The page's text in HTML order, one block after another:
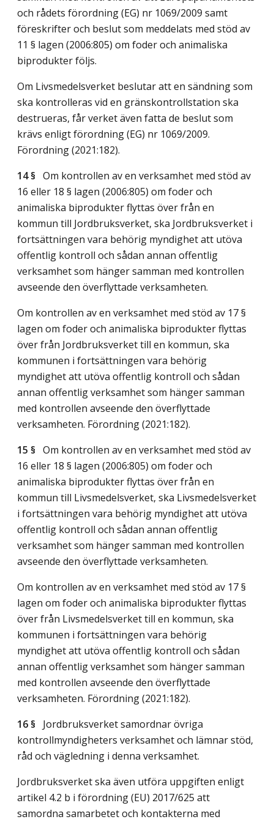
och rådets förordning (EG) nr 1069/2009 samt
föreskrifter och beslut som meddelats med stöd av
11 § lagen (2006:805) om foder och animaliska
biprodukter följs.
Om Livsmedelsverket beslutar att en sändning som
ska kontrolleras vid en gränskontrollstation ska
destrueras, får verket även fatta de beslut som
krävs enligt förordning (EG) nr 1069/2009.
Förordning (2021:182).
14 § Om kontrollen av en verksamhet med stöd av
16 eller 18 § lagen (2006:805) om foder och
animaliska biprodukter flyttas över från en
kommun till Jordbruksverket, ska Jordbruksverket i
fortsättningen vara behörig myndighet att utöva
offentlig kontroll och sådan annan offentlig
verksamhet som hänger samman med kontrollen
avseende den överflyttade verksamheten.
Om kontrollen av en verksamhet med stöd av 17 §
lagen om foder och animaliska biprodukter flyttas
över från Jordbruksverket till en kommun, ska
kommunen i fortsättningen vara behörig
myndighet att utöva offentlig kontroll och sådan
annan offentlig verksamhet som hänger samman
med kontrollen avseende den överflyttade
verksamheten. Förordning (2021:182).
15 § Om kontrollen av en verksamhet med stöd av
16 eller 18 § lagen (2006:805) om foder och
animaliska biprodukter flyttas över från en
kommun till Livsmedelsverket, ska Livsmedelsverket
i fortsättningen vara behörig myndighet att utöva
offentlig kontroll och sådan annan offentlig
verksamhet som hänger samman med kontrollen
avseende den överflyttade verksamheten.
Om kontrollen av en verksamhet med stöd av 17 §
lagen om foder och animaliska biprodukter flyttas
över från Livsmedelsverket till en kommun, ska
kommunen i fortsättningen vara behörig
myndighet att utöva offentlig kontroll och sådan
annan offentlig verksamhet som hänger samman
med kontrollen avseende den överflyttade
verksamheten. Förordning (2021:182).
16 § Jordbruksverket samordnar övriga
kontrollmyndigheters verksamhet och lämnar stöd,
råd och vägledning i denna verksamhet.
Jordbruksverket ska även utföra uppgiften enligt
artikel 4.2 b i förordning (EU) 2017/625 att
samordna samarbetet och kontakterna med